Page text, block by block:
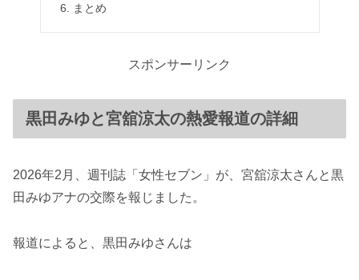
まとめ
スポンサーリンク
黒田みゆと宮舘涼太の熱愛報道の詳細
2026年2月、週刊誌「女性セブン」が、宮舘涼太さんと黒
田みゆアナの交際を報じました。
報道によると、黒田みゆさんは